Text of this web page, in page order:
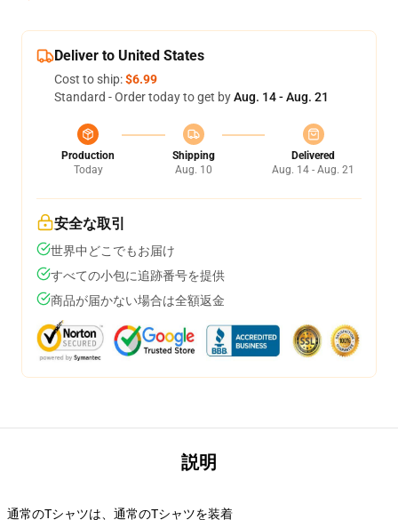
Deliver to United States
Cost to ship:$6.99
Standard - Order today to get byAug. 14 - Aug. 21
Production
Today
Shipping
Aug. 10
Delivered
Aug. 14 - Aug. 21
安全な取引
世界中どこでもお届け
すべての小包に追跡番号を提供
商品が届かない場合は全額返金
説明
通常のTシャツは、通常のTシャツを装着